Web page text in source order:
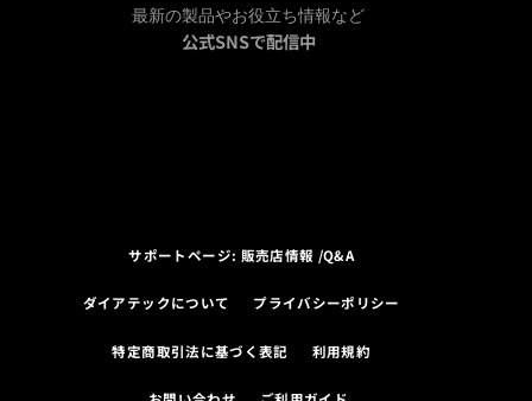
最新の製品やお役立ち情報など
公式SNSで配信中
サポートページ: 販売店情報 /Q&A
ダイアテックについて プライバシーポリシー
特定商取引法に基づく表記 利用規約